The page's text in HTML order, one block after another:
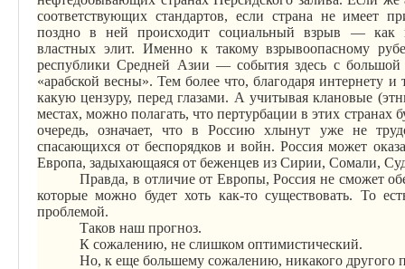
соответствующих стандартов, если страна не имеет
поздно в ней происходит социальный взрыв — как
властных элит. Именно к такому взрывоопасному
республики Средней Азии — события здесь с
«арабской весны». Тем более что, благодаря интернету
какую цензуру, перед глазами. А учитывая клановые
местах, можно полагать, что пертурбации в этих
очередь, означает, что в Россию хлынут уже не
спасающихся от беспорядков и войн. Россия может
Европа, задыхающаяся от беженцев из Сирии, Сомали,
Правда, в отличие от Европы, Россия не сможет
которые можно будет хоть как-то существовать. То
проблемой.
Таков наш прогноз.
К сожалению, не слишкомоптимистический.
Но, к еще большему сожалению, никакого другого